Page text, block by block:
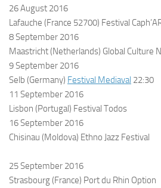
26 August 2016
Lafauche (France 52700) Festival
8 September 2016
Maastricht (Netherlands) Global Culture
9 September 2016
Selb (Germany) Festival Mediaval 22:30
11 September 2016
Lisbon (Portugal) Festival Todos
16 September 2016
Chisinau (Moldova) Ethno Jazz Festival
25 September 2016
Strasbourg (France) Port du Rhin Option